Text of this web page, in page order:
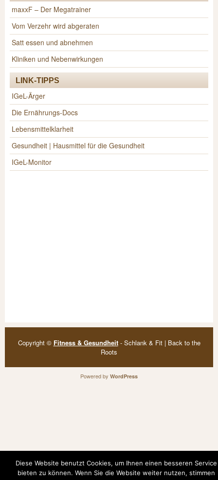
maxxF – Der Megatrainer
Vom Verzehr wird abgeraten
Satt essen und abnehmen
Kliniken und Nebenwirkungen
LINK-TIPPS
IGeL-Ärger
Die Ernährungs-Docs
Lebensmittelklarheit
Gesundheit | Hausmittel für die Gesundheit
IGeL-Monitor
Copyright © Fitness & Gesundheit- Schlank & Fit | Back to the
Roots
Powered by WordPress
Diese Website benutzt Cookies, um Ihnen einen besseren Service
bieten zu können. Wenn Sie die Website weiter nutzen, stimmen